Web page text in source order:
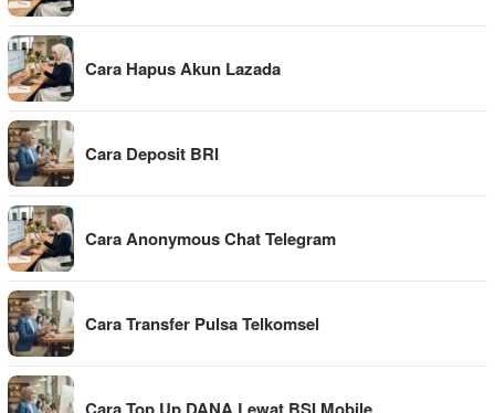
Cara Hapus Akun Lazada
Cara Deposit BRI
Cara Anonymous Chat Telegram
Cara Transfer Pulsa Telkomsel